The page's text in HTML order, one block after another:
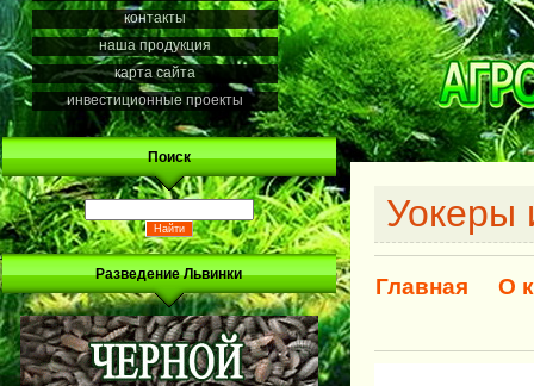
контакты
наша продукция
карта сайта
инвестиционные проекты
Поиск
Разведение Львинки
Уокеры
Главная О